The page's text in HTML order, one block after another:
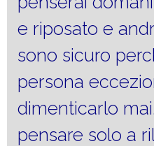
e riposato e
sono sicuro
persona
dimenticarlo
pensare solo a